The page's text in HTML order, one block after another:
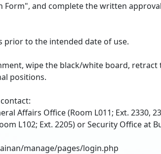
Form", and complete the written
prior to the intended date of use.
wipe the black/white board,
positions.
Affairs Office (Room L011; Ext. 2330,
L102; Ext. 2205) or Security Office at
manage/pages/login.php